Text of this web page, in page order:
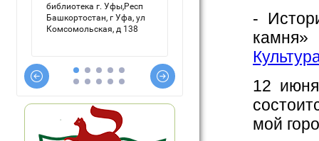
-
12
мой